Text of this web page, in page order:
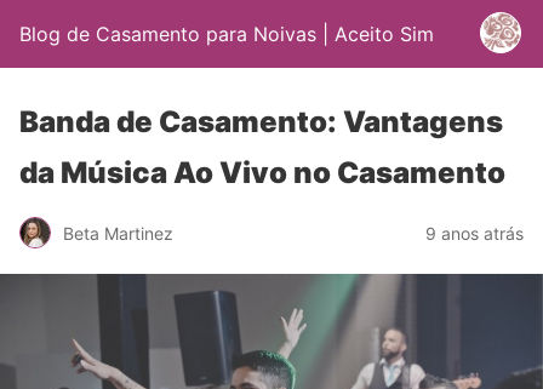
Blog de Casamento para Noivas | Aceito Sim
Banda de Casamento: Vantagens
da Música Ao Vivo no Casamento
Beta Martinez 9 anos atrás